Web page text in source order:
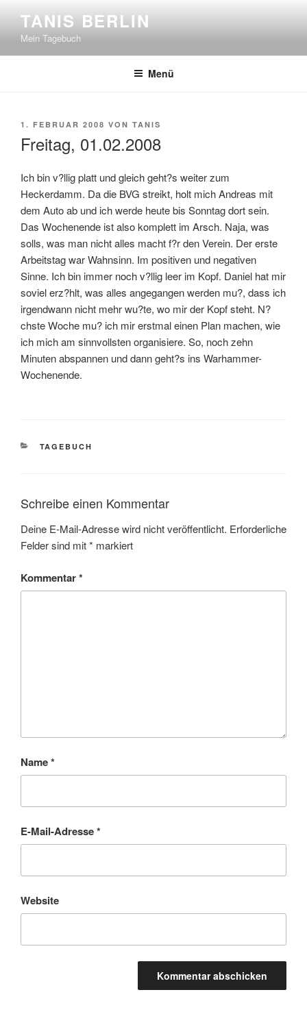
springen
TANIS BERLIN
Mein Tagebuch
Menü
VERÖFFENTLICHT
1. FEBRUAR 2008 VON TANIS
Freitag, 01.02.2008
Ich bin v?llig platt und gleich geht?s weiter zum
Heckerdamm. Da die BVG streikt, holt mich Andreas mit
dem Auto ab und ich werde heute bis Sonntag dort sein.
Das Wochenende ist also komplett im Arsch. Naja, was
solls, was man nicht alles macht f?r den Verein. Der erste
Arbeitstag war Wahnsinn. Im positiven und negativen
Sinne. Ich bin immer noch v?llig leer im Kopf. Daniel hat mir
soviel erz?hlt, was alles angegangen werden mu?, dass ich
irgendwann nicht mehr wu?te, wo mir der Kopf steht. N?
chste Woche mu? ich mir erstmal einen Plan machen, wie
ich mich am sinnvollsten organisiere. So, noch zehn
Minuten abspannen und dann geht?s ins Warhammer-
Wochenende.
KATEGORIEN
TAGEBUCH
Schreibe einen Kommentar
Deine E-Mail-Adresse wird nicht veröffentlicht. Erforderliche
Felder sind mit* markiert
Kommentar*
Name*
E-Mail-Adresse*
Website